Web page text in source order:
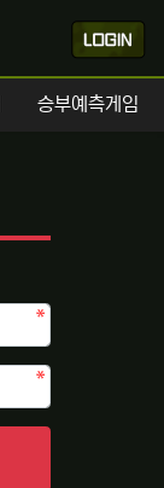
승부예측게임